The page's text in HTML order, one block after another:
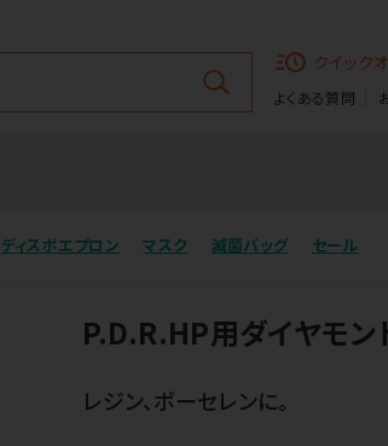
クイック
よくある質問
ディスポエプロン マスク 滅菌バッグ セール
P.D.R.HP用ダイヤモン
レジン、ポーセレンに。